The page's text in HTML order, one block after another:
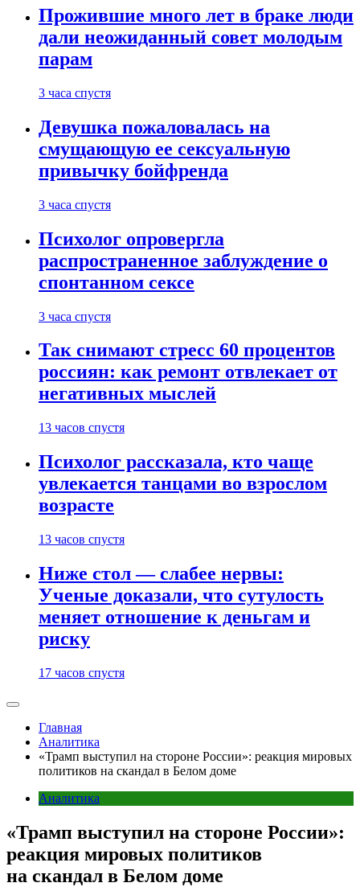
Прожившие много лет в браке люди
дали неожиданный совет молодым
парам
3 часа спустя
Девушка пожаловалась на
смущающую ее сексуальную
привычку бойфренда
3 часа спустя
Психолог опровергла
распространенное заблуждение о
спонтанном сексе
3 часа спустя
Так снимают стресс 60 процентов
россиян: как ремонт отвлекает от
негативных мыслей
13 часов спустя
Психолог рассказала, кто чаще
увлекается танцами во взрослом
возрасте
13 часов спустя
Ниже стол — слабее нервы:
Ученые доказали, что сутулость
меняет отношение к деньгам и
риску
17 часов спустя
Главная
Аналитика
«Трамп выступил на стороне России»: реакция мировых
политиков на скандал в Белом доме
Аналитика
«Трамп выступил на стороне России»:
реакция мировых политиков
на скандал в Белом доме